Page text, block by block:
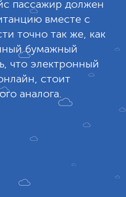
пассажир должен
вместе с
точно так же, как
бумажный
что электронный
стоит
аналога.